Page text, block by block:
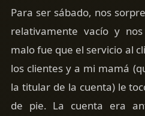
Para ser sábado, nos
relativamente vacío y
malo fue que el servicio al
los clientes y a mi mamá
la titular de la cuenta) le
de pie. La cuenta era